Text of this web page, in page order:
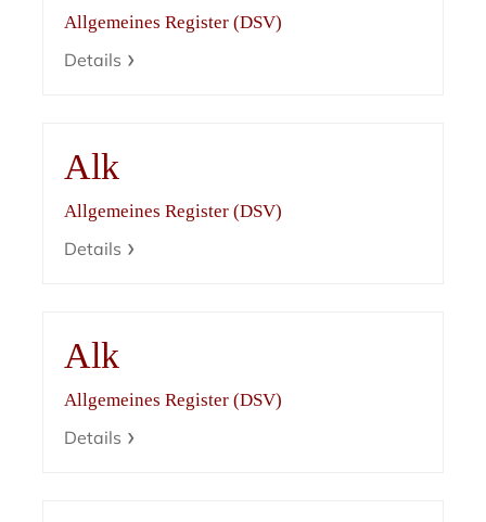
Allgemeines Register (DSV)
Details
Alk
Allgemeines Register (DSV)
Details
Alk
Allgemeines Register (DSV)
Details